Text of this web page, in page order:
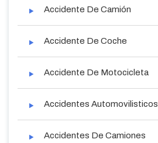
Accidente De Camión
Accidente De Coche
Accidente De Motocicleta
Accidentes Automovilisticos
Accidentes De Camiones